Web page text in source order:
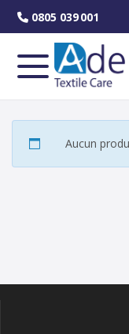
0805 039 001
Aucun